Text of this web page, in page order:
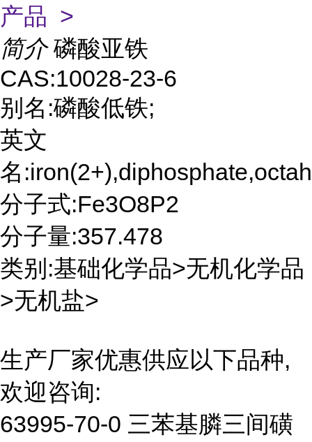
产品 >
简介 磷酸亚铁
CAS:10028-23-6
别名:磷酸低铁;
英文
名
分子式:Fe3O8P2
分子量:357.478
类别:基础化学品>无机化学品
>无机盐>
生产厂家优惠供应以下品种,
欢迎咨询:
63995-70-0 三苯基膦三间磺